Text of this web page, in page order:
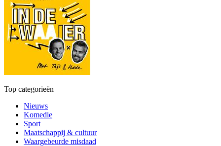
Top categorieën
Nieuws
Komedie
Sport
Maatschappij & cultuur
Waargebeurde misdaad